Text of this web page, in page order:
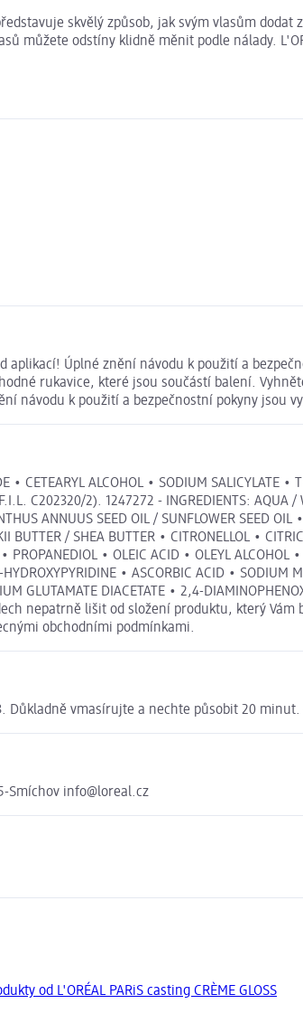
skvělý způsob, jak svým vlasům
můžete odstíny klidně měnit podle nálady.
Úplné znění návodu k použití a
rukavice, které jsou součástí balení.
návodu k použití a bezpečnostní pokyny jsou
• CETEARYL ALCOHOL • SODIUM SALICYLATE
C202320/2). 1247272 - INGREDIENTS: AQUA
ANNUUS SEED OIL / SUNFLOWER SEED
BUTTER / SHEA BUTTER • CITRONELLOL •
PROPANEDIOL • OLEIC ACID • OLEYL
• ASCORBIC ACID • SODIUM
GLUTAMATE DIACETATE • 2,4-
nepatrně lišit od složení produktu, který
obchodními podmínkami.
vmasírujte a nechte působit 20
Smíchov info@loreal.cz
od L'ORÉAL PARiS casting CRÈME GLOSS